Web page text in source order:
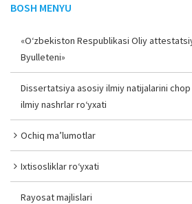
BOSH MENYU
«O‘zbekiston Respublikasi Oliy
Byulleteni»
Dissertatsiya asosiy ilmiy natijalarini
ilmiy nashrlar ro‘yxati
Ochiq ma’lumotlar
Ixtisosliklar ro‘yxati
Rayosat majlislari